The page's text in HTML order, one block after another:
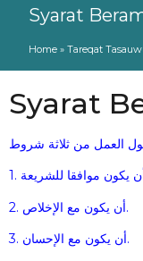
Syarat
Home » Tareqat
Syarat
2. أن يكون مع الإخلاص.
3. أن يكون مع الإحسان.